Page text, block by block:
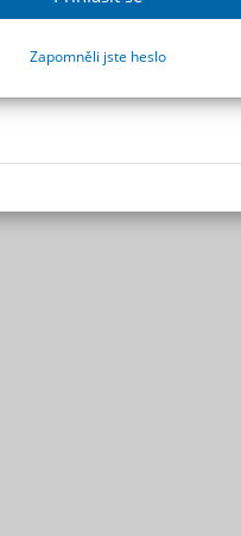
Zapomněli jste heslo